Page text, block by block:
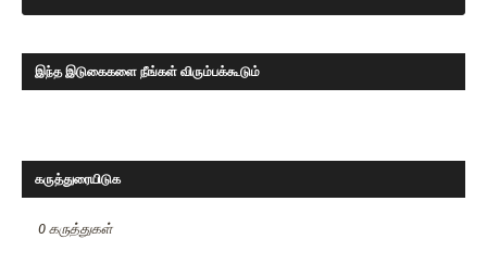
இந்த இடுகைகளை நீங்கள் விரும்பக்கூடும்
கருத்துரையிடுக
0 கருத்துகள்